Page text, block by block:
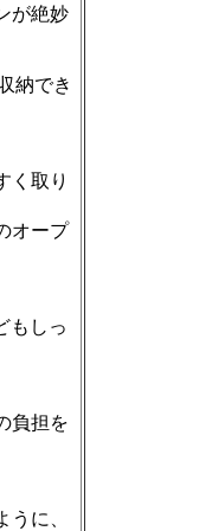
が絶妙
納でき
く取り
オープ
もしっ
負担を
に、